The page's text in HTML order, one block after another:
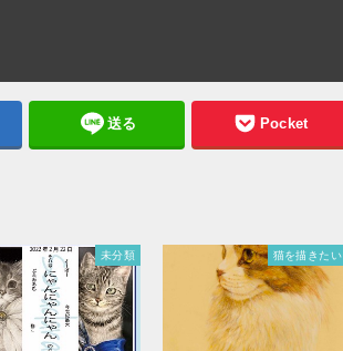
送る Pocket
未分類 猫を描きたい